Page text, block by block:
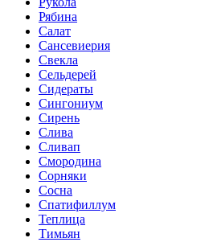
Рябина
Салат
Сансевиерия
Свекла
Сельдерей
Сидераты
Сингониум
Сирень
Слива
Сливап
Смородина
Сорняки
Сосна
Спатифиллум
Теплица
Тимьян